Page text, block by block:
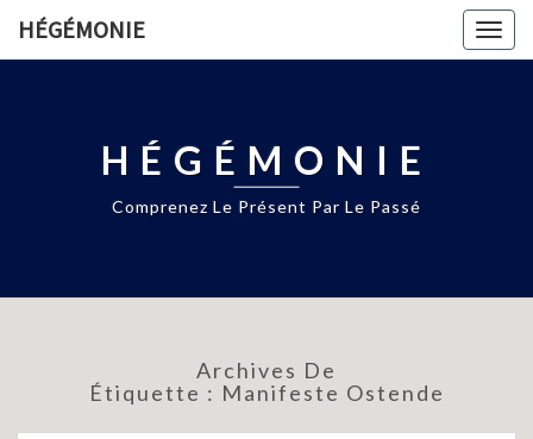
HÉGÉMONIE
HÉGÉMONIE
Comprenez Le Présent Par Le Passé
Archives De
Étiquette : Manifeste Ostende